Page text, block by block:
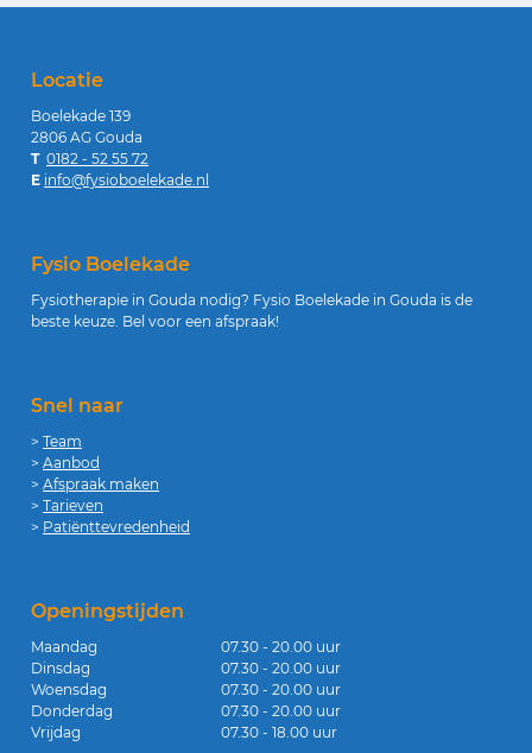
Locatie
Boelekade 139
2806 AG Gouda
T 0182 - 52 55 72
E info@fysioboelekade.nl
Fysio Boelekade
Fysiotherapie in Gouda nodig? Fysio Boelekade in Gouda is de
beste keuze. Bel voor een afspraak!
Snel naar
> Team
> Aanbod
> Afspraak maken
> Tarieven
> Patiënttevredenheid
Openingstijden
Maandag
07.30 - 20.00 uur
Dinsdag
07.30 - 20.00 uur
Woensdag
07.30 - 20.00 uur
Donderdag
07.30 - 20.00 uur
Vrijdag
07.30 - 18.00 uur